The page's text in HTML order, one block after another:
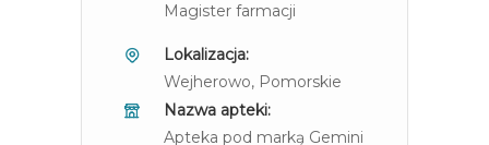
Magister farmacji
Lokalizacja:
Wejherowo, Pomorskie
Nazwa apteki:
Apteka pod marką Gemini